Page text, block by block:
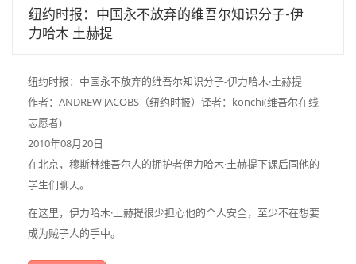
纽约时报：中国永不放弃的维吾尔知识分子-伊
力哈木·土赫提
纽约时报：中国永不放弃的维吾尔知识分子-伊力哈木·土赫提
作者：ANDREW JACOBS（纽约时报）译者：konchi(维吾尔在线
志愿者)
2010年08月20日
在北京，穆斯林维吾尔人的拥护者伊力哈木·土赫提下课后同他的
学生们聊天。
在这里，伊力哈木·土赫提很少担心他的个人安全，至少不在想要
成为贼子人的手中。